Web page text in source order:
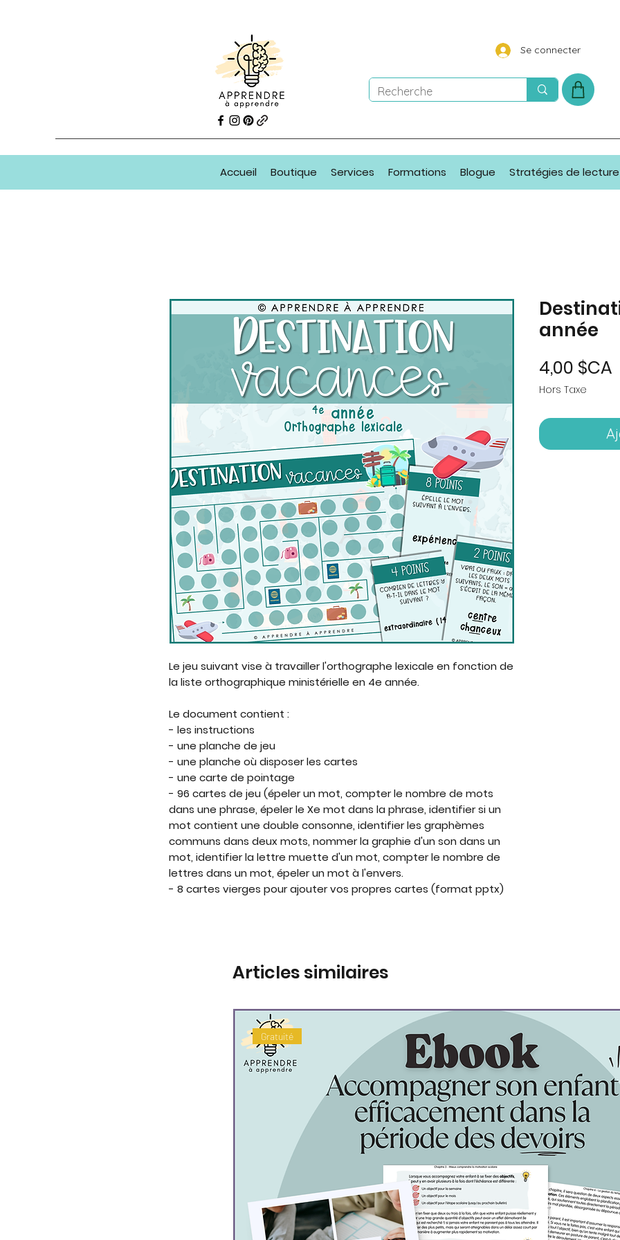
Se connecter
Accueil Boutique Services Formations Blogue Stratégies de lecture
Le jeu suivant vise à travailler l'orthographe lexicale en fonction de
la liste orthographique ministérielle en 4e année.
Le document contient :
- les instructions
- une planche de jeu
- une planche où disposer les cartes
- une carte de pointage
- 96 cartes de jeu (épeler un mot, compter le nombre de mots
dans une phrase, épeler le Xe mot dans la phrase, identifier si un
mot contient une double consonne, identifier les graphèmes
communs dans deux mots, nommer la graphie d'un son dans un
mot, identifier la lettre muette d'un mot, compter le nombre de
lettres dans un mot, épeler un mot à l'envers.
- 8 cartes vierges pour ajouter vos propres cartes (format pptx)
année
4,00 $CA
Hors Taxe
Articles similaires
Gratuité